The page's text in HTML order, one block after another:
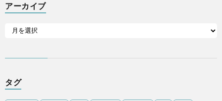
アーカイブ
タグ